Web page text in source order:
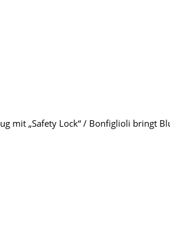
mit „Safety Lock“ / Bonfiglioli bringt